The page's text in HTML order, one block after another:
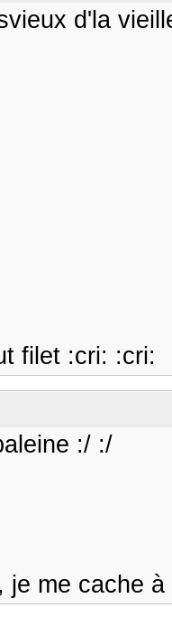
d'la
filet :cri: :cri:
:/ :/
je me cache